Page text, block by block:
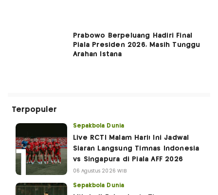
Prabowo Berpeluang Hadiri Final
Piala Presiden 2026, Masih Tunggu
Arahan Istana
Terpopuler
Sepakbola Dunia
Live RCTI Malam Hari! Ini Jadwal
Siaran Langsung Timnas Indonesia
vs Singapura di Piala AFF 2026
06 Agustus 2026 WIB
Sepakbola Dunia